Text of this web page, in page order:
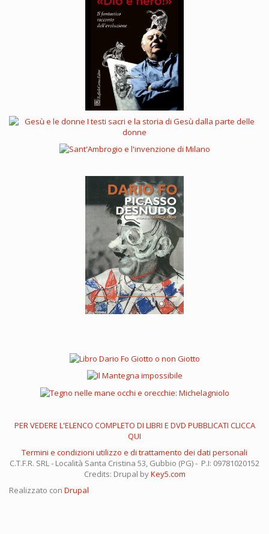
PER VEDERE L'ELENCO COMPLETO DI LIBRI E DVD PUBBLICATI CLICCA
QUI
Termini e condizioni utilizzo e di trattamento dei dati personali
C.T.F.R. SRL - Località Santa Cristina 53, Gubbio (PG) - P.I: 09781020152
Credits: Drupal byKey5.com
Realizzato con Drupal